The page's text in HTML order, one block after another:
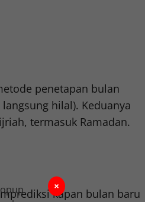
penetapan bulan
hilal). Keduanya
termasuk Ramadan.
kapan bulan baru
×